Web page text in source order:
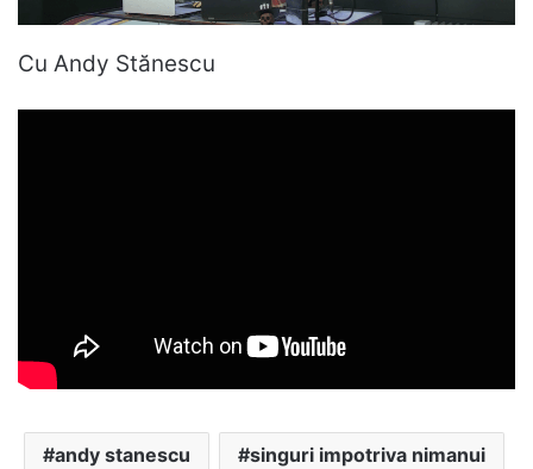
Cu Andy Stănescu
andy stanescu singuri impotriva nimanui